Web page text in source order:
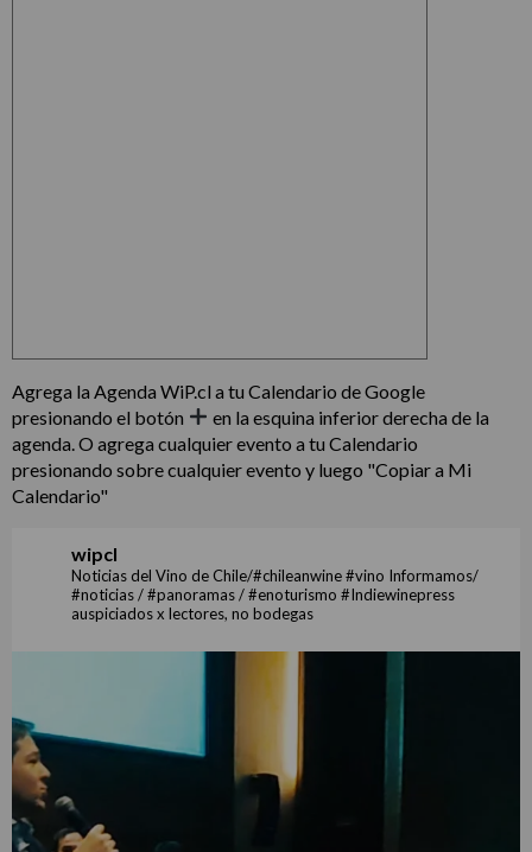
Agrega la Agenda WiP.cl a tu Calendario de Google
presionando el botón
en la esquina inferior derecha de la
agenda. O agrega cualquier evento a tu Calendario
presionando sobre cualquier evento y luego "Copiar a Mi
Calendario"
wipcl
Noticias del Vino de Chile/#chileanwine #vino Informamos/
#noticias / #panoramas / #enoturismo #Indiewinepress
auspiciados x lectores, no bodegas